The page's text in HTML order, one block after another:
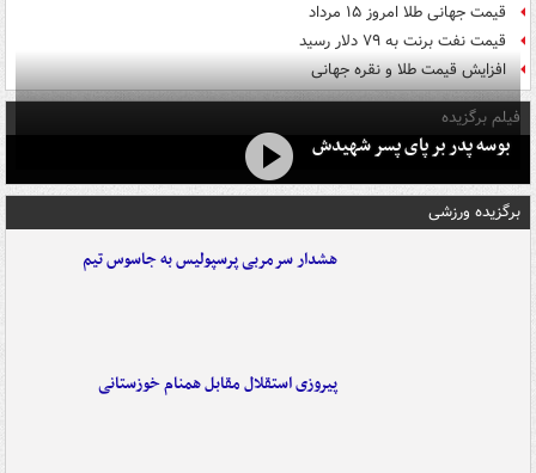
قیمت جهانی طلا امروز ۱۵ مرداد
قیمت نفت برنت به ۷۹ دلار رسید
افزایش قیمت طلا و نقره جهانی
فیلم برگزیده
بوسه‌ پدر بر پای پسر شهیدش
برگزیده ورزشی
هشدار سرمربی پرسپولیس به جاسوس تیم
پیروزی استقلال مقابل همنام خوزستانی